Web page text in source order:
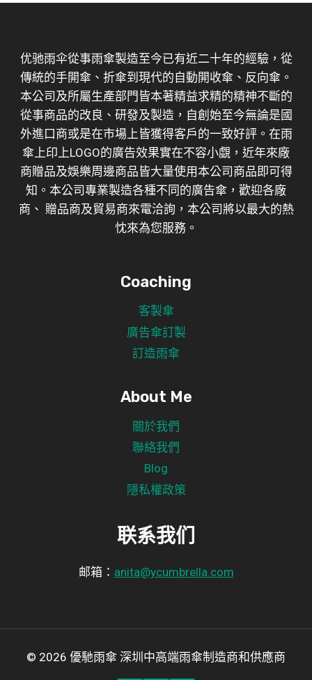
优驰雨伞從事雨傘製造至今已有近二十年的經驗，從
傳統的手開傘、折傘到現代的自動開收傘、反向傘。
本公司及所屬生產部門皆本著精益求精的精神不斷的
從事商品的改良、研發及製造，自創始至今無論是國
外進口商或是在市場上皆獲得客戶的一致好評。在雨
傘上印上LOGO的廣告效果實在不容小覷，近年來廠
商贈品及娛樂周邊商品皆大量使用本公司商品即可得
知。本公司專業製造各種不同的廣告傘，歡迎各廠
商、 贈品商及貿易商來電洽詢，本公司將以最大的熱
忱來為您服務。
Coaching
客製傘
廣告傘訂製
訂造雨傘
About Me
關於我們
聯絡我們
Blog
隱私權政策
联系我们
邮箱： anita@ycumbrella.com
© 2026 優馳雨傘 深圳中高端雨傘制造商和供應商